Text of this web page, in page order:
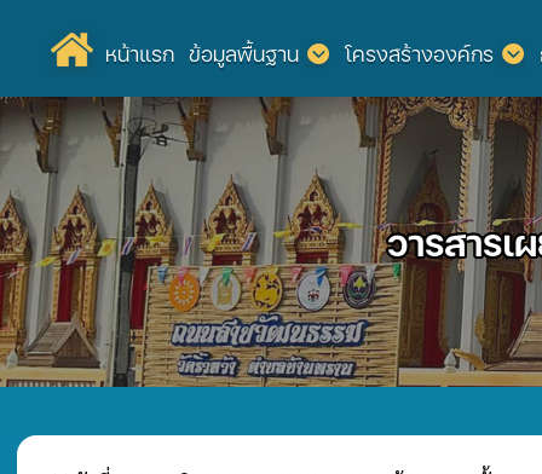
หน้าแรก ข้อมูลพื้นฐาน โครงสร้างองค์กร
วารสาร